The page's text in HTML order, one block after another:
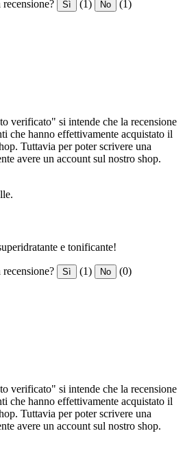
Sì (1) No (1)
verificato" si intende che la recensione
che hanno effettivamente acquistato il
Tuttavia per poter scrivere una
avere un account sul nostro shop.
e tonificante!
Sì (1) No (0)
verificato" si intende che la recensione
che hanno effettivamente acquistato il
Tuttavia per poter scrivere una
avere un account sul nostro shop.